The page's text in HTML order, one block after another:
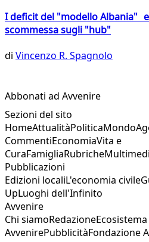
I deficit del "modello Albania"
scommessa sugli "hub"
di Vincenzo R. Spagnolo
Abbonati ad Avvenire
Sezioni del sito
HomeAttualitàPoliticaMondo
CommentiEconomiaVita e
CuraFamigliaRubriche
Pubblicazioni
Edizioni localiL'economia civile
UpLuoghi dell'Infinito
Avvenire
Chi siamoRedazioneEcosistema
AvvenirePubblicitàFondazione